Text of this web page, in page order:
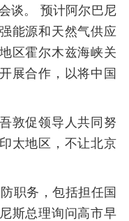
谈。 预计阿尔巴尼
能源和天然气供应
区霍尔木兹海峡关
展合作，以将中国
敦促领导人共同努
太地区，不让北京
职务，包括担任国
斯总理询问高市早